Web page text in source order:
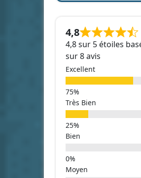
4,8
4,8 sur 5 étoiles
sur 8 avis
Excellent
Très Bien
Bien
Moyen